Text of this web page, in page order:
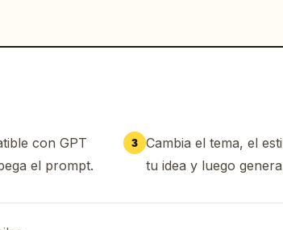
择","推
con GPT
el prompt.
3 Cambia el tema, el
tu idea y luego